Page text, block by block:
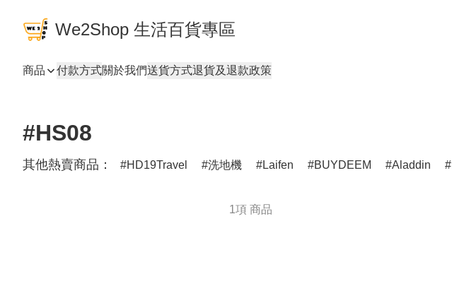
We2Shop 生活百貨專區
商品 付款方式關於我們送貨方式退貨及退款政策
#HS08
其他熱賣商品： HD19Travel 洗地機 Laifen BUYDEEM Aladdin
1項 商品